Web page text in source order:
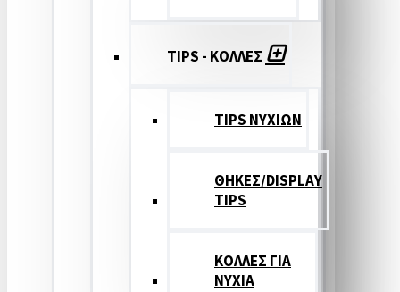
TIPS - ΚΟΛΛΕΣ
TIPS ΝΥΧΙΩΝ
ΘΗΚΕΣ/DISPLAY
TIPS
ΚΟΛΛΕΣ ΓΙΑ
ΝΥΧΙΑ